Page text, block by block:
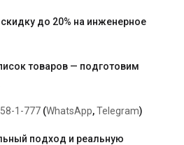
до 20% на инженерное
товаров — подготовим
1-777 (WhatsApp,Telegram)
подход и реальную